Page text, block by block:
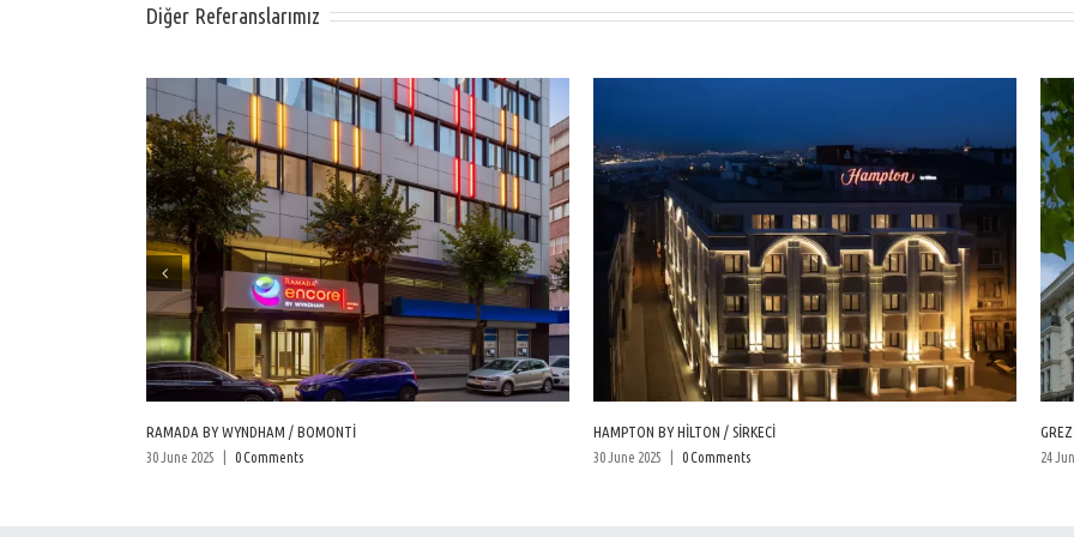
Diğer Referanslarımız
RAMADA BY WYNDHAM / BOMONTİ
30 June 2025 0 Comments
HAMPTON BY HİLTON / SİRKECİ
30 June 2025 0 Comments 24